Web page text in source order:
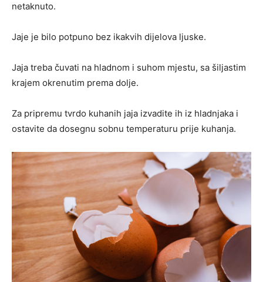
netaknuto.
Jaje je bilo potpuno bez ikakvih dijelova ljuske.
Jaja treba čuvati na hladnom i suhom mjestu, sa šiljastim
krajem okrenutim prema dolje.
Za pripremu tvrdo kuhanih jaja izvadite ih iz hladnjaka i
ostavite da dosegnu sobnu temperaturu prije kuhanja.